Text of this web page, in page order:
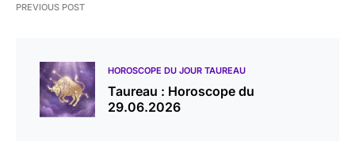
PREVIOUS POST
HOROSCOPE DU JOUR TAUREAU
Taureau : Horoscope du
29.06.2026